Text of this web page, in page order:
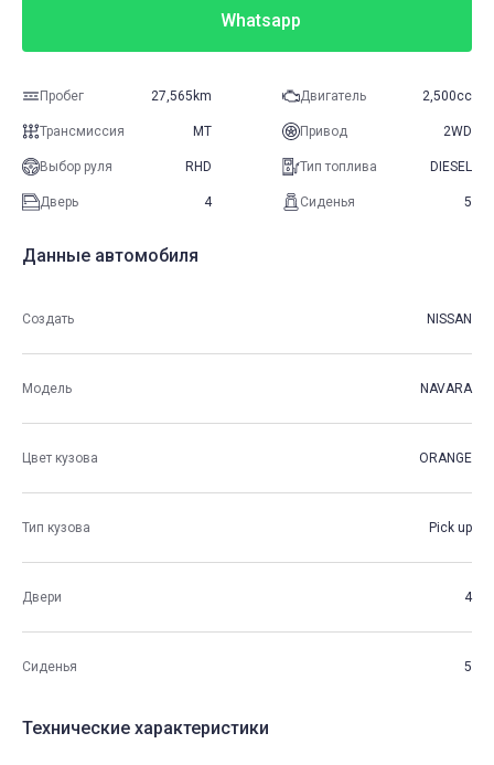
Whatsapp
Пробег 27,565km Двигатель 2,500cc
Трансмиссия MT Привод 2WD
Выбор руля RHD Тип топлива DIESEL
Дверь 4 Сиденья 5
Данные автомобиля
Создать NISSAN
Модель NAVARA
Цвет кузова ORANGE
Тип кузова Pick up
Двери 4
Сиденья 5
Технические характеристики